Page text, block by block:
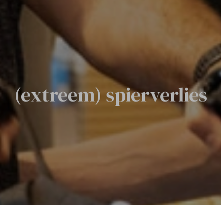
(extreem) spierverlies